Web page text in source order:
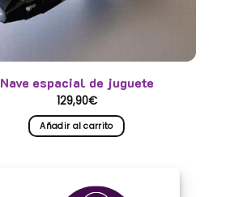
Nave espacial de juguete
129,90€
Añadir al carrito